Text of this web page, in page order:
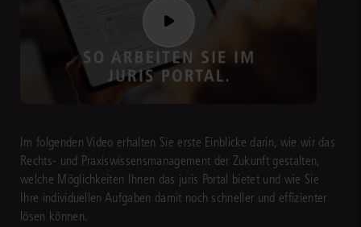
Im folgenden Video erhalten Sie erste Einblicke darin, wie wir das
Rechts- und Praxiswissensmanagement der Zukunft gestalten,
welche Möglichkeiten Ihnen das juris Portal bietet und wie Sie
Ihre individuellen Aufgaben damit noch schneller und effizienter
lösen können.